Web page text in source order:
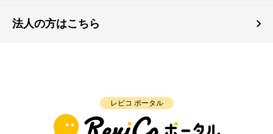
法人の方はこちら
レビコ ポータル